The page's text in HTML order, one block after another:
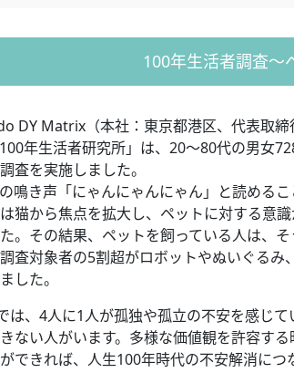
100年生活者調査～
DY Matrix（本社：東京都港区、代表取
年生活者研究所」は、20～80代の男女
査を実施しました。
鳴き声「にゃんにゃんにゃん」と読める
猫から焦点を拡大し、ペットに対する意
。その結果、ペットを飼っている人は、
査対象者の5割超がロボットやぬいぐる
した。
、4人に1人が孤独や孤立の不安を感じ
ない人がいます。多様な価値観を許容す
できれば、人生100年時代の不安解消につ